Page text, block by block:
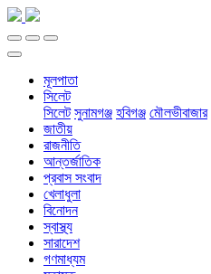
মূলপাতা
সিলেট
সিলেট সুনামগঞ্জ হবিগঞ্জ মৌলভীবাজার
জাতীয়
রাজনীতি
আন্তর্জাতিক
প্রবাস সংবাদ
খেলাধুলা
বিনোদন
স্বাস্থ্য
সারাদেশ
গণমাধ্যম